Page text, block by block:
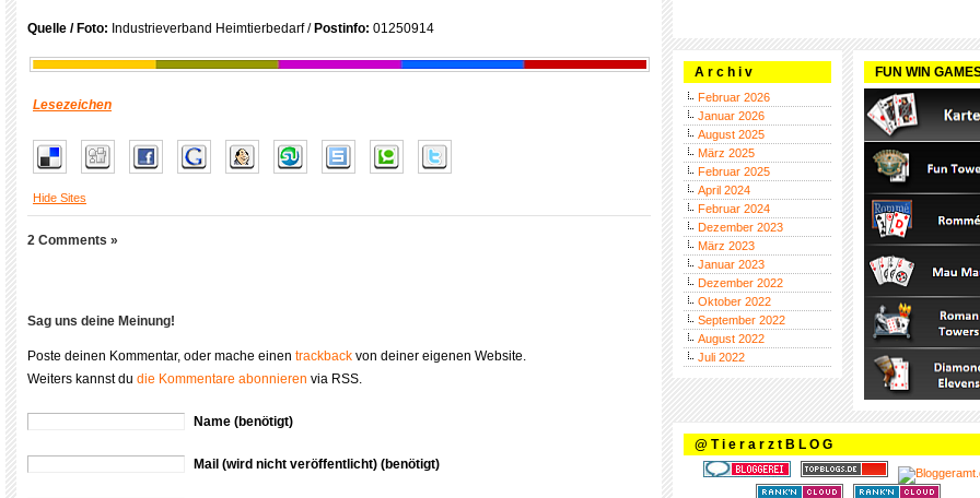
Quelle / Foto: Industrieverband Heimtierbedarf / Postinfo: 01250914
Lesezeichen
Hide Sites
2 Comments »
Sag uns deine Meinung!
Poste deinen Kommentar, oder mache einen trackback von deiner eigenen Website.
Weiters kannst du die Kommentare abonnieren via RSS.
Name (benötigt)
Mail (wird nicht veröffentlicht) (benötigt)
A r c h i v
Februar 2026
Januar 2026
August 2025
März 2025
Februar 2025
April 2024
Februar 2024
Dezember 2023
März 2023
Januar 2023
Dezember 2022
Oktober 2022
September 2022
August 2022
Juli 2022
FUN WIN
@ T i e r a r z t B L O G